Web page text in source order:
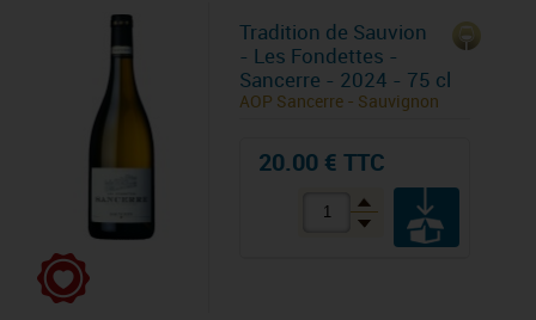
Tradition de Sauvion
- Les Fondettes -
Sancerre - 2024 - 75 cl
AOP Sancerre - Sauvignon
20.00 € TTC